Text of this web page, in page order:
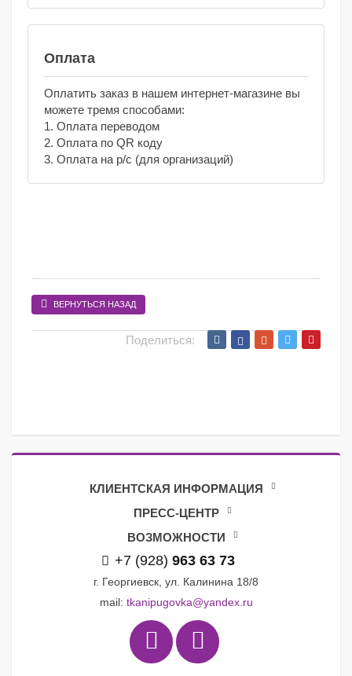
Оплата
Оплатить заказ в нашем интернет-магазине вы
можете тремя способами:
1. Оплата переводом
2. Оплата по QR коду
3. Оплата на р/с (для организаций)
ВЕРНУТЬСЯ НАЗАД
Поделиться:
КЛИЕНТСКАЯ ИНФОРМАЦИЯ
ПРЕСС-ЦЕНТР
ВОЗМОЖНОСТИ
+7 (928) 963 63 73
г. Георгиевск, ул. Калинина 18/8
mail: tkanipugovka@yandex.ru